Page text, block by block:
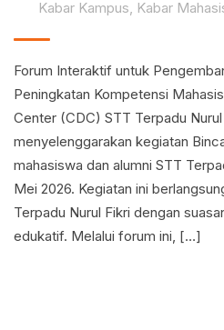
Kabar Kampus, Kabar
Forum Interaktif untuk
Peningkatan Kompetensi
Center (CDC) STT Terpadu
menyelenggarakan kegiatan
mahasiswa dan alumni STT
Mei 2026. Kegiatan ini
Terpadu Nurul Fikri dengan
edukatif. Melalui forum ini, […]